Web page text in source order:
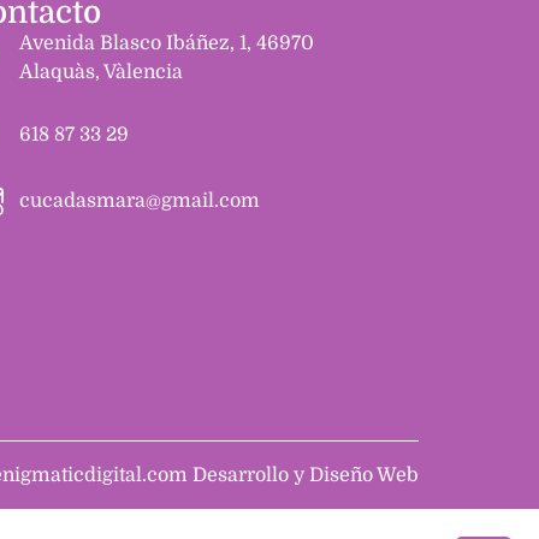
Avenida Blasco Ibáñez, 1, 46970
Alaquàs, Vàlencia
618 87 33 29
cucadasmara@gmail.com
Desarrollo y Diseño Web